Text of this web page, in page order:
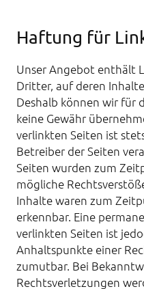
Haftung für
Unser Angebot enthält
Dritter, auf deren
Deshalb können wir für
keine Gewähr
verlinkten Seiten ist
Betreiber der Seiten
Seiten wurden zum
mögliche
Inhalte waren zum
erkennbar. Eine
verlinkten Seiten ist
Anhaltspunkte einer
zumutbar. Bei
Rechtsverletzungen